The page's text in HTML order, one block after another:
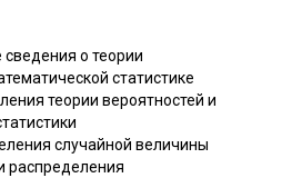
сведения о теории
статистике
теории вероятностей и
случайной величины
распределения